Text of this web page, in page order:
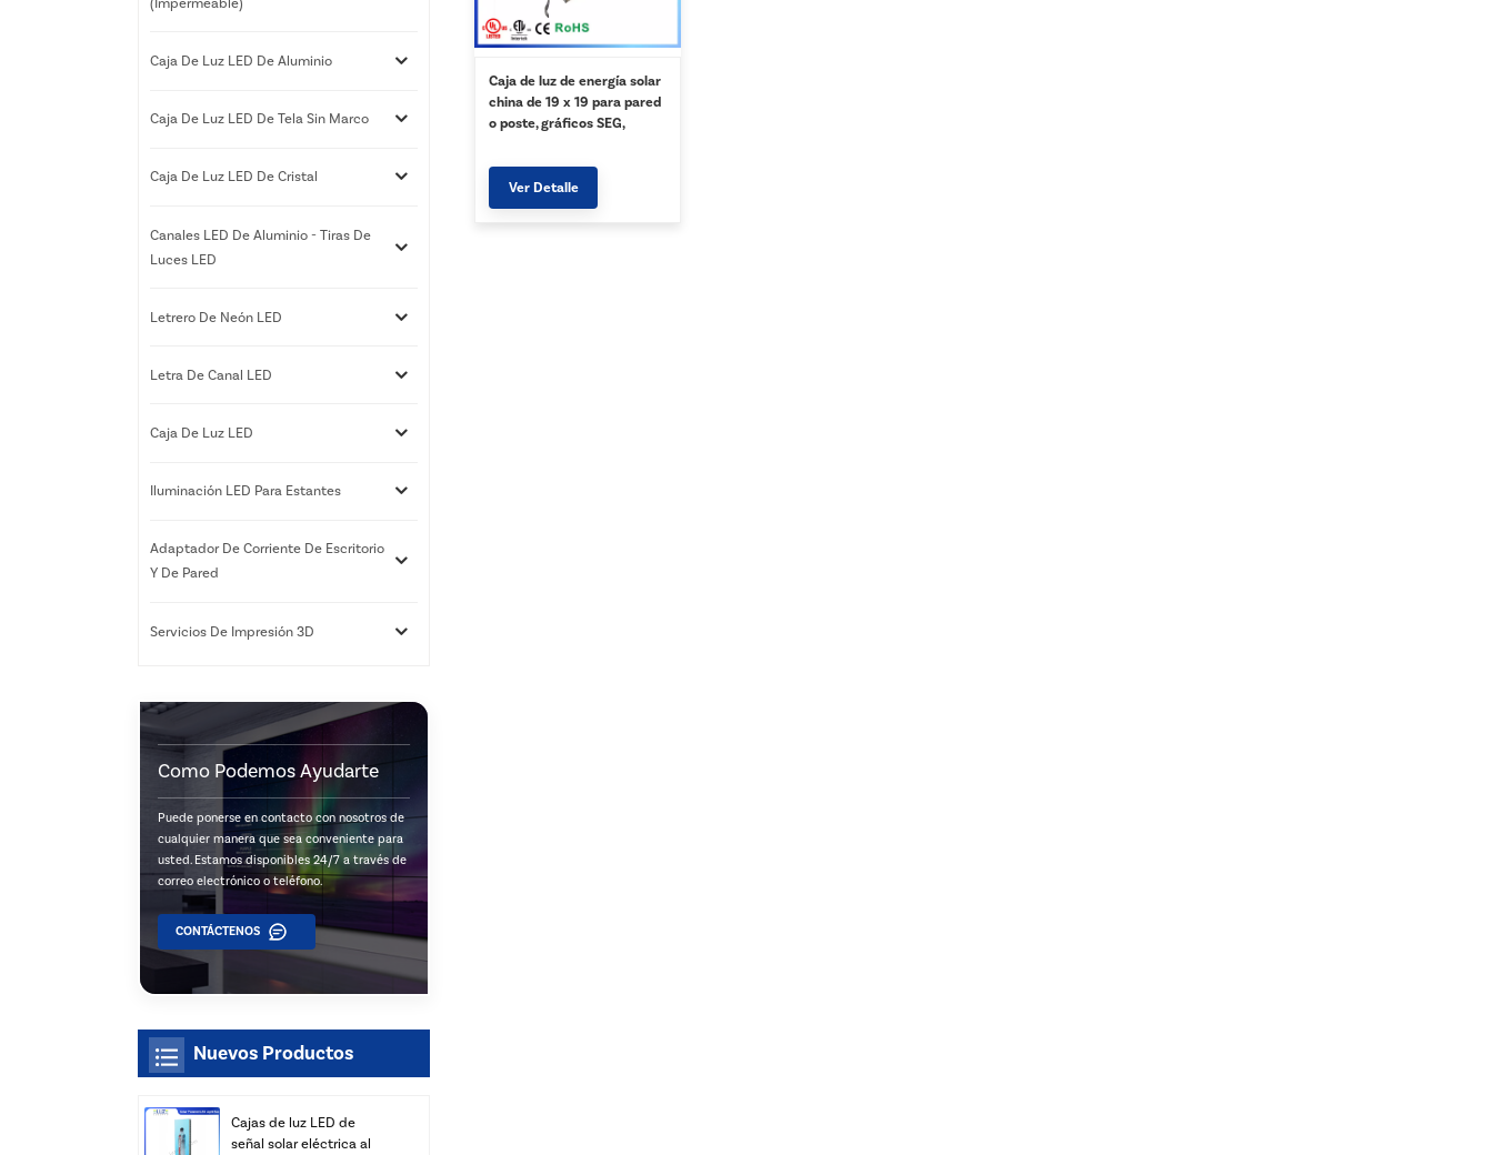
Caja de luz de energía solar
china de 19 x 19 para pared
o poste, gráficos SEG,
Plata
Ver Detalle
Caja De Luz LED De Aluminio
Caja De Luz LED De Tela Sin Marco
Caja De Luz LED De Cristal
Canales LED De Aluminio - Tiras De
Luces LED
Letrero De Neón LED
Letra De Canal LED
Caja De Luz LED
Iluminación LED Para Estantes
Adaptador De Corriente De Escritorio
Y De Pared
Servicios De Impresión 3D
Como Podemos Ayudarte
Puede ponerse en contacto con nosotros de
cualquier manera que sea conveniente para
usted. Estamos disponibles 24/7 a través de
correo electrónico o teléfono.
CONTÁCTENOS
Nuevos Productos
Cajas de luz LED de
señal solar eléctrica al